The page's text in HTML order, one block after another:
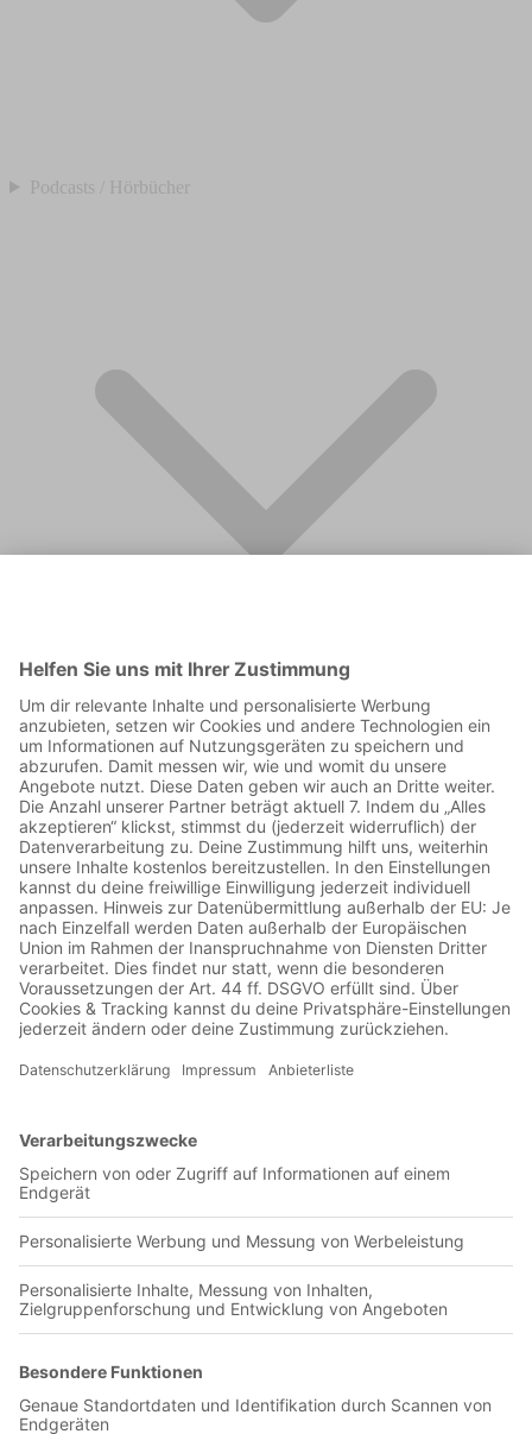
Podcasts / Hörbücher
FAQ
Supporter werden
Unsere App ist in den offiziellen Stores verfügbar!
Jetzt herunterladen